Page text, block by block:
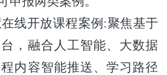
在线开放课程案例 :聚焦基于
，融合人工智能、大数据
内容智能推送、学习路径